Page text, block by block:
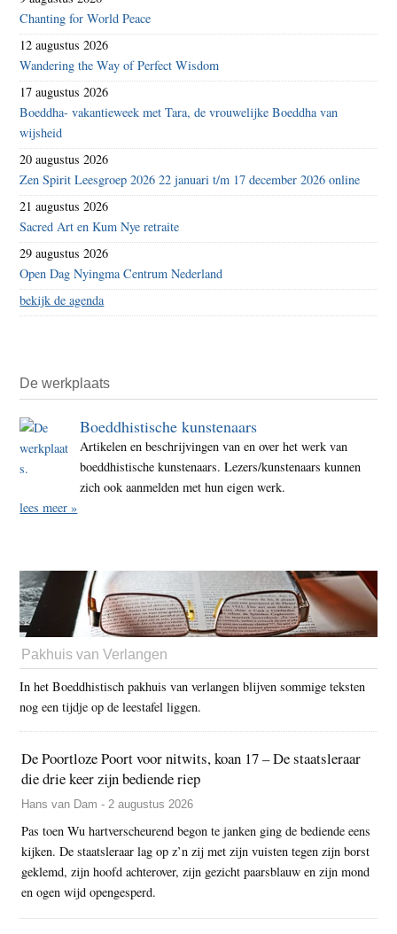
Chanting for World Peace
12 augustus 2026
Wandering the Way of Perfect Wisdom
17 augustus 2026
Boeddha- vakantieweek met Tara, de vrouwelijke Boeddha van
wijsheid
20 augustus 2026
Zen Spirit Leesgroep 2026 22 januari t/m 17 december 2026 online
21 augustus 2026
Sacred Art en Kum Nye retraite
29 augustus 2026
Open Dag Nyingma Centrum Nederland
bekijk de agenda
De werkplaats
Boeddhistische kunstenaars
Artikelen en beschrijvingen van en over het werk van
boeddhistische kunstenaars. Lezers/kunstenaars kunnen
zich ook aanmelden met hun eigen werk.
lees meer »
Pakhuis van Verlangen
In het Boeddhistisch pakhuis van verlangen blijven sommige teksten
nog een tijdje op de leestafel liggen.
De Poortloze Poort voor nitwits, koan 17 – De staatsleraar
die drie keer zijn bediende riep
Hans van Dam - 2 augustus 2026
Pas toen Wu hartverscheurend begon te janken ging de bediende eens
kijken. De staatsleraar lag op z’n zij met zijn vuisten tegen zijn borst
geklemd, zijn hoofd achterover, zijn gezicht paarsblauw en zijn mond
en ogen wijd opengesperd.